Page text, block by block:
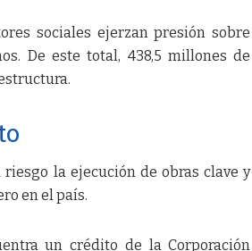
sociales ejerzan presión sobre
De este total, 438,5 millones de
la ejecución de obras clave y
en el país.
un crédito de la Corporación